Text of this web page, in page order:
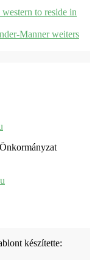
to reside in
Manner weiters
készítette: